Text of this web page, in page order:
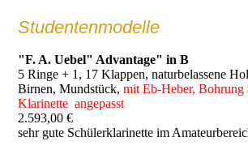
Studentenmodelle
"F. A. Uebel" Advantage" in B
5 Ringe + 1, 17 Klappen, naturbelassene
Birnen, Mundstück,mit Eb-Heber, Bohrung
Klarinette angepasst
2.593,00 €
sehr gute Schülerklarinette im